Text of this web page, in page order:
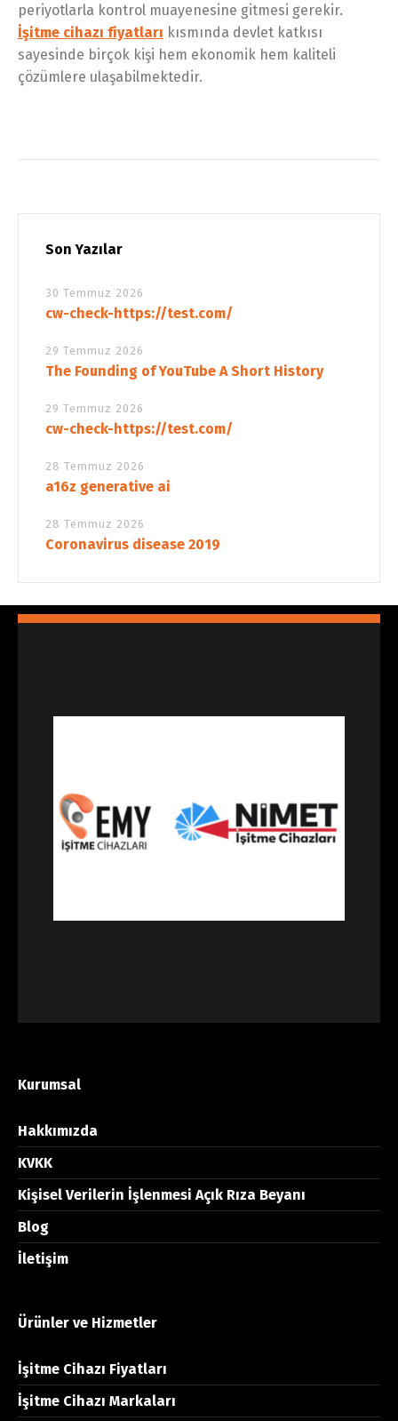
periyotlarla kontrol muayenesine gitmesi gerekir.
İşitme cihazı fiyatları kısmında devlet katkısı
sayesinde birçok kişi hem ekonomik hem kaliteli
çözümlere ulaşabilmektedir.
Son Yazılar
30 Temmuz 2026
cw-check-https://test.com/
29 Temmuz 2026
The Founding of YouTube A Short History
29 Temmuz 2026
cw-check-https://test.com/
28 Temmuz 2026
a16z generative ai
28 Temmuz 2026
Coronavirus disease 2019
Kurumsal
Hakkımızda
KVKK
Kişisel Verilerin İşlenmesi Açık Rıza Beyanı
Blog
İletişim
Ürünler ve Hizmetler
İşitme Cihazı Fiyatları
İşitme Cihazı Markaları